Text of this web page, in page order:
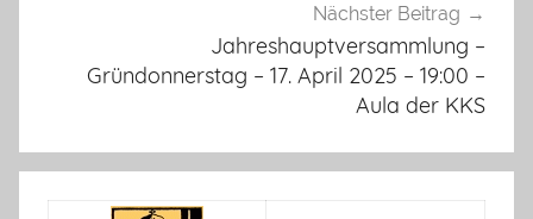
Nächster Beitrag
Jahreshauptversammlung –
Gründonnerstag – 17. April 2025 – 19:00 –
Aula der KKS